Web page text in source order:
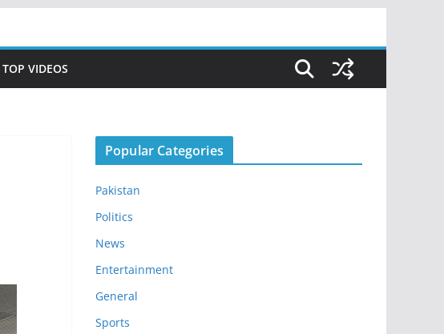
TOP VIDEOS
Popular Categories
Pakistan
Politics
News
Entertainment
General
Sports